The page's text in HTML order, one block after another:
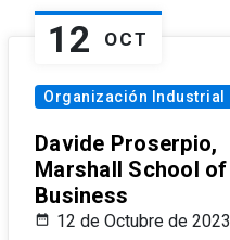
12 OCT
Organización Industrial
Davide Proserpio,
Marshall School of
Business
12 de Octubre de 2023